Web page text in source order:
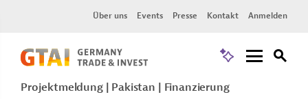
Über uns Events Presse Kontakt Anmelden
Projektmeldung Pakistan Finanzierung